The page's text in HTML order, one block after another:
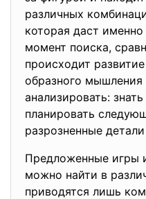
различных
которая даст
момент поиска,
происходит
образного мышления
анализировать:
планировать
разрозненные
Предложенные игры
можно найти в
приводятся лишь